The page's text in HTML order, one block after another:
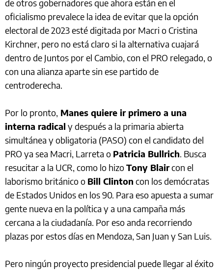
de otros gobernadores que ahora están en el
oficialismo prevalece la idea de evitar que la opción
electoral de 2023 esté digitada por Macri o Cristina
Kirchner, pero no está claro si la alternativa cuajará
dentro de Juntos por el Cambio, con el PRO relegado, o
con una alianza aparte sin ese partido de
centroderecha.
Por lo pronto, Manes quiere ir primero a una
interna radical y después a la primaria abierta
simultánea y obligatoria (PASO) con el candidato del
PRO ya sea Macri, Larreta o Patricia Bullrich. Busca
resucitar a la UCR, como lo hizoTony Blaircon el
laborismo británico o Bill Clinton con los demócratas
de Estados Unidos en los 90. Para eso apuesta a sumar
gente nueva en la política y a una campaña más
cercana a la ciudadanía. Por eso anda recorriendo
plazas por estos días en Mendoza, San Juan y San Luis.
Pero ningún proyecto presidencial puede llegar al éxito